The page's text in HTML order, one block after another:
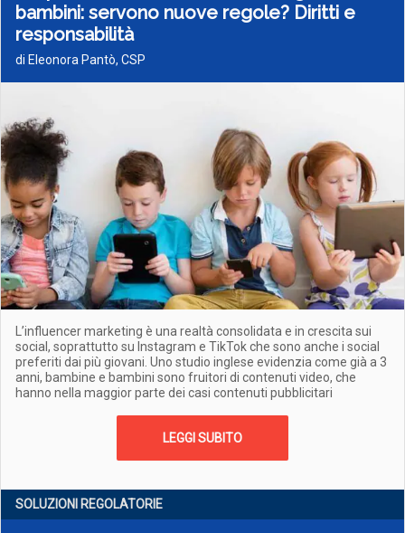
bambini: servono nuove regole? Diritti e
responsabilità
di Eleonora Pantò, CSP
L’influencer marketing è una realtà consolidata e in crescita sui
social, soprattutto su Instagram e TikTok che sono anche i social
preferiti dai più giovani. Uno studio inglese evidenzia come già a 3
anni, bambine e bambini sono fruitori di contenuti video, che
hanno nella maggior parte dei casi contenuti pubblicitari
LEGGI SUBITO
SOLUZIONI REGOLATORIE